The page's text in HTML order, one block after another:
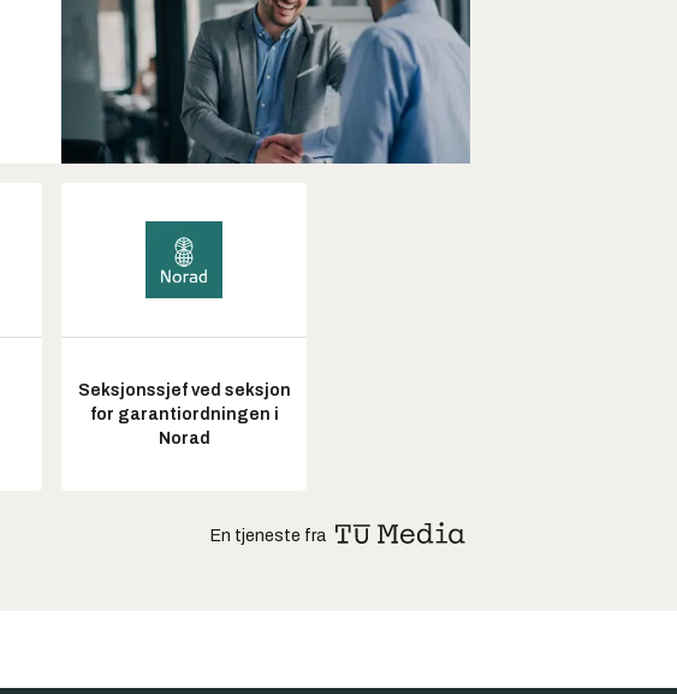
Seksjonssjef ved seksjon
for garantiordningen i
Norad
En tjeneste fra